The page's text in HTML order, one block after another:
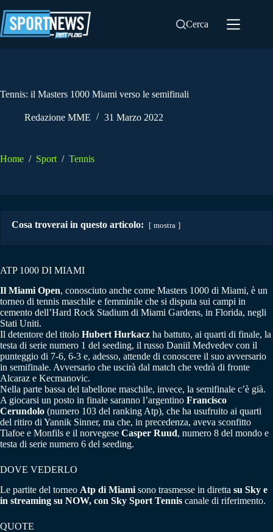
al
contenuto
Cerca
Tennis: il Masters 1000 Miami verso le semifinali
Redazione MME 31 Marzo 2022
Home / Sport / Tennis
Cosa troverai in questo articolo: mostra
ATP 1000 DI MIAMI
Il Miami Open, conosciuto anche come Masters 1000 di Miami, è un
torneo di tennis maschile e femminile che si disputa sui campi in
cemento dell’Hard Rock Stadium di Miami Gardens, in Florida, negli
Stati Uniti.
Il detentore del titolo Hubert Hurkacz ha battuto, ai quarti di finale, la
testa di serie numero 1 del seeding, il russo Daniil Medvedev con il
punteggio di 7-6, 6-3 e, adesso, attende di conoscere il suo avversario
in semifinale. Avversario che uscirà dal match che vedrà di fronte
Alcaraz e Kecmanovic.
Nella parte bassa del tabellone maschile, invece, la semifinale c’è già.
A giocarsi un posto in finale saranno l’argentino Francisco
Cerundolo (numero 103 del ranking Atp), che ha usufruito ai quarti
del ritiro di Yannik Sinner, ma che, in precedenza, aveva sconfitto
Tiafoe e Monfils e il norvegese Casper Ruud, numero 8 del mondo e
testa di serie numero 6 del seeding.
DOVE VEDERLO
Le partite del torneo Atp di Miami sono trasmesse in diretta su Sky e
in streaming su NOW, con Sky Sport Tennis canale di riferimento.
QUOTE